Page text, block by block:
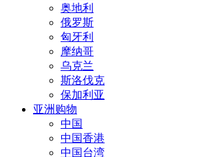
奥地利
俄罗斯
匈牙利
摩纳哥
乌克兰
斯洛伐克
保加利亚
亚洲购物
中国
中国香港
中国台湾